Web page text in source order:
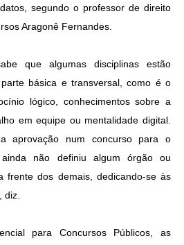
segundo o professor de direito
Aragonê Fernandes.
que algumas disciplinas estão
básica e transversal, como é o
lógico, conhecimentos sobre a
em equipe ou mentalidade digital.
aprovação num concurso para o
não definiu algum órgão ou
frente dos demais, dedicando-se às
diz.
para Concursos Públicos, as